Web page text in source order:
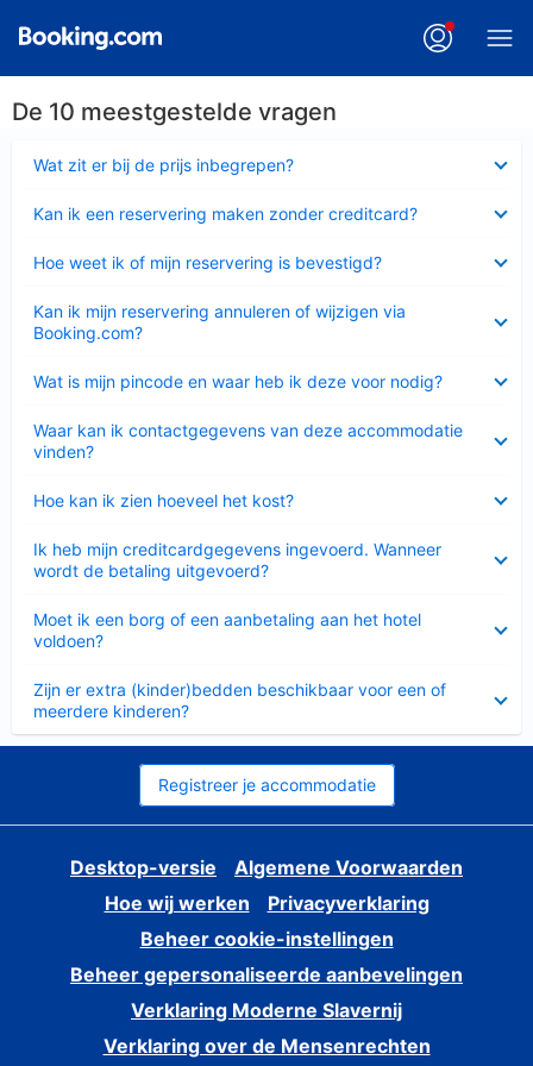
De 10 meestgestelde vragen
Wat zit er bij de prijs inbegrepen?
Kan ik een reservering maken zonder creditcard?
Hoe weet ik of mijn reservering is bevestigd?
Kan ik mijn reservering annuleren of wijzigen via
Booking.com?
Wat is mijn pincode en waar heb ik deze voor nodig?
Waar kan ik contactgegevens van deze accommodatie
vinden?
Hoe kan ik zien hoeveel het kost?
Ik heb mijn creditcardgegevens ingevoerd. Wanneer
wordt de betaling uitgevoerd?
Moet ik een borg of een aanbetaling aan het hotel
voldoen?
Zijn er extra (kinder)bedden beschikbaar voor een of
meerdere kinderen?
Registreer je accommodatie
Desktop-versie
Algemene Voorwaarden
Hoe wij werken
Privacyverklaring
Beheer cookie-instellingen
Beheer gepersonaliseerde aanbevelingen
Verklaring Moderne Slavernij
Verklaring over de Mensenrechten